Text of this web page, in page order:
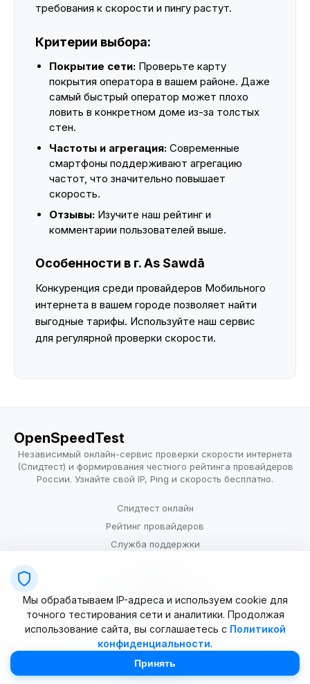
требования к скорости и пингу растут.
Критерии выбора:
Покрытие сети: Проверьте карту
покрытия оператора в вашем районе. Даже
самый быстрый оператор может плохо
ловить в конкретном доме из-за толстых
стен.
Частоты и агрегация: Современные
смартфоны поддерживают агрегацию
частот, что значительно повышает
скорость.
Отзывы: Изучите наш рейтинг и
комментарии пользователей выше.
Особенности в г. As Sawdā
Конкуренция среди провайдеров Мобильного
интернета в вашем городе позволяет найти
выгодные тарифы. Используйте наш сервис
для регулярной проверки скорости.
OpenSpeedTest
Независимый онлайн-сервис проверки скорости интернета
(Спидтест) и формирования честного рейтинга провайдеров
России. Узнайте свой IP, Ping и скорость бесплатно.
Спидтест онлайн
Рейтинг провайдеров
Служба поддержки
Условия использования
© 2025–2026 OpenSpeedTest (ИП Долматова В.В.). Все права
Мы обрабатываем IP-адреса и используем cookie для
точного тестирования сети и аналитики. Продолжая
использование сайта, вы соглашаетесь с Политикой
конфиденциальности.
Принять